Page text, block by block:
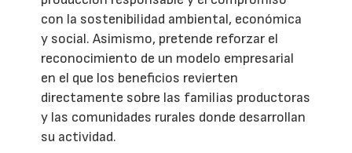
con la sostenibilidad ambiental, económica
y social. Asimismo, pretende reforzar el
reconocimiento de un modelo empresarial
en el que los beneficios revierten
directamente sobre las familias productoras
y las comunidades rurales donde desarrollan
su actividad.